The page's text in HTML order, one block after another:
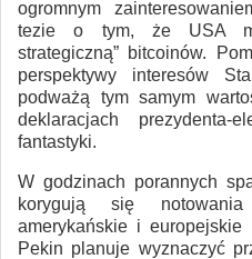
ogromnym
tezie o tym, że USA
strategiczną” bitcoinów.
perspektywy interesów
podważą tym samym
deklaracjach prezydenta-
fantastyki.
W godzinach porannych
korygują się
amerykańskie i
Pekin planuje wyznaczyć